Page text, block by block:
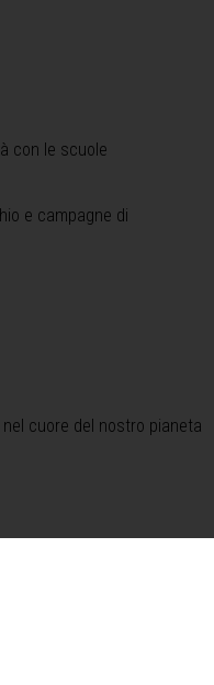
con le scuole
e campagne di
nel cuore del nostro pianeta